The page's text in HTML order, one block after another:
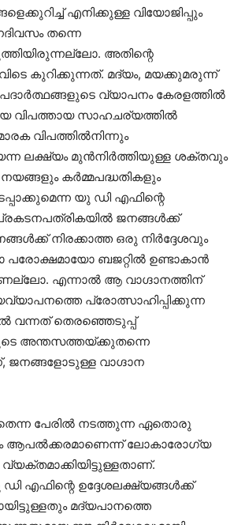
എനിക്കുള്ള വിയോജിപ്പും
തന്നെ
അതിന്റെ
കുറിക്കുന്നത്. മദ്യം, മയക്കുമരുന്ന്
വ്യാപനം കേരളത്തില്‍
വിപത്തായ സാഹചര്യത്തില്‍
വിപത്തില്‍നിന്നും
ലക്ഷ്യം മുന്‍നിര്‍ത്തിയുള്ള ശക്തവും
കര്‍മ്മപദ്ധതികളും
യു ഡി എഫിന്റെ
ജനങ്ങള്‍ക്ക്
നിരക്കാത്ത ഒരു നിര്‍ദ്ദേശവും
ബജറ്റില്‍ ഉണ്ടാകാന്‍
എന്നാല്‍ ആ വാഗ്ദാനത്തിന്
പ്രോത്സാഹിപ്പിക്കുന്ന
വന്നത് തെരഞ്ഞെടുപ്പ്
അന്തസത്തയ്ക്കുതന്നെ
ജനങ്ങളോടുള്ള വാഗ്ദാന
പേരില്‍ നടത്തുന്ന ഏതൊരു
ആപല്‍ക്കരമാണെന്ന് ലോകാരോഗ്യ
എഫിന്റെ ഉദ്ദേശലക്ഷ്യങ്ങള്‍ക്ക്
മദ്യപാനത്തെ